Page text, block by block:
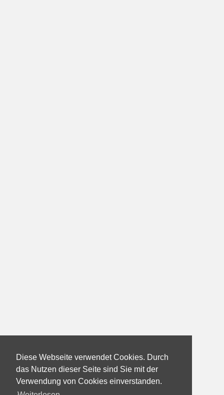
Diese Webseite verwendet Cookies. Durch
das Nutzen dieser Seite sind Sie mit der
Verwendung von Cookies einverstanden.